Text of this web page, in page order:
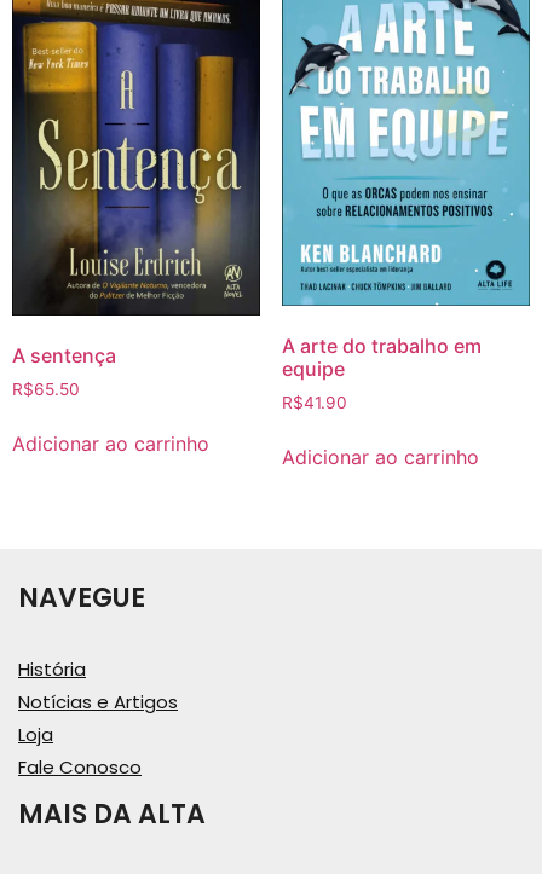
A sentença
R$65.50
Adicionar ao carrinho
A arte do trabalho em
equipe
R$41.90
Adicionar ao carrinho
NAVEGUE
História
Notícias e Artigos
Loja
Fale Conosco
MAIS DA ALTA